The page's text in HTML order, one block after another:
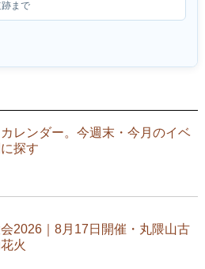
まで
レンダー。今週末・今月のイベ
探す
2026｜8月17日開催・丸隈山古
火